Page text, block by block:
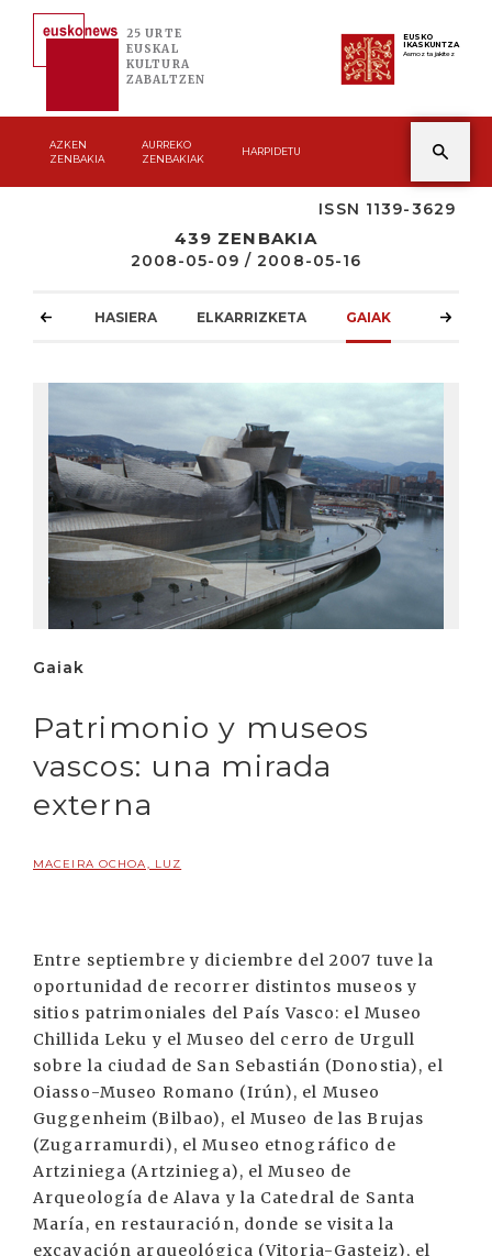
25 URTE
EUSKAL
KULTURA
ZABALTZEN
EUSKO
IKASKUNTZA
Asmoz ta jakitez
AZKEN
ZENBAKIA
AURREKO
ZENBAKIAK
HARPIDETU
ISSN 1139-3629
439 ZENBAKIA
2008-05-09 / 2008-05-16
HASIERA ELKARRIZKETA GAIAK
Gaiak
Patrimonio y museos
vascos: una mirada
externa
MACEIRA OCHOA, LUZ
Entre septiembre y diciembre del 2007 tuve la
oportunidad de recorrer distintos museos y
sitios patrimoniales del País Vasco: el Museo
Chillida Leku y el Museo del cerro de Urgull
sobre la ciudad de San Sebastián (Donostia), el
Oiasso-Museo Romano (Irún), el Museo
Guggenheim (Bilbao), el Museo de las Brujas
(Zugarramurdi), el Museo etnográfico de
Artziniega (Artziniega), el Museo de
Arqueología de Alava y la Catedral de Santa
María, en restauración, donde se visita la
excavación arqueológica (Vitoria-Gasteiz), el